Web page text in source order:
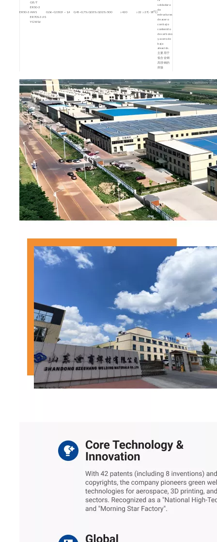
ER50-3
GB/T
ER50-3
AWS
ER70S-3 JIS
YGW16
0,06~0,150,9 ~ 1,4 0,45~0,75≤0,035≤0,025≥500 ≥420 ≥22 ≥27(-18℃)
soldadura
de
estructuras
de acero
con bajo
contenido
de carbono
y acero de
baja
aleación.
ER60-G
AWS
ER80S-G
≤0,10 1,4~1,90 0,50~0,95≤0,025≤0,025≥620 ≥490 ≥19 ≥47
主要用于
低合金钢
高强钢的
焊接
soldadura
de alta
resistencia
y baja
aleación.
ER49-1
GB/T
ER49-1
≤0,11 1,8 ~ 2,10 0,65~0,95≤0,03 ≤0,03 ≥490 ≥372 ≥20 ≥47(室温)
主要用于
焊接碳
钢、低合
金钢结构
Aplicado a
la
soldadura
de acero
con bajo
contenido
de carbono
y
estructuras
de acero
de baja
aleación.